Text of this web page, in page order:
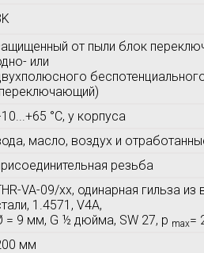
от пыли блок
или
°C, у корпуса
масло, воздух и
резьба
VA-09/xx, одинарная гильза
1.4571, V4A,
= 9 мм, G ½ дюйма, SW 27, p max=
мм